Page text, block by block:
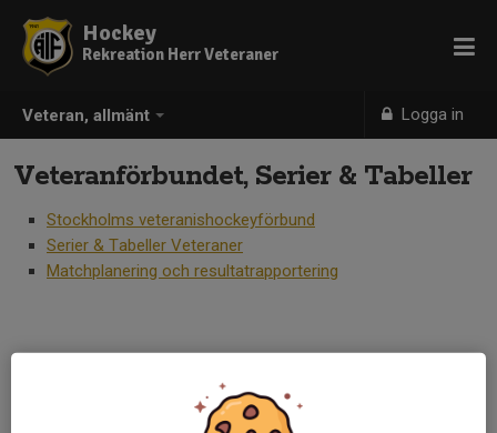
Veteran, allmänt Logga in
Hockey
Rekreation Herr Veteraner
Veteranförbundet, Serier & Tabeller
Stockholms veteranishockeyförbund
Serier & Tabeller Veteraner
Matchplanering och resultatrapportering